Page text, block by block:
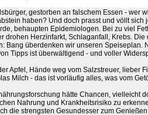
gestorben an falschem Essen - wer
haben? Und doch prasst und völlt sich
behaupten Epidemiologen. Bei zu viel
drohen Herzinfarkt, Schlaganfall, Krebs. Die
Bang überdenken wir unseren Speiseplan.
Tipps ist überwältigend - und voller
Apfel, Hände weg vom Salzstreuer, lieber
Milch - das ist vorläufig alles, was vom
hätte Chancen, vielleicht
Nahrung und Krankheitsrisiko zu
die strengsten Gesundesser zum